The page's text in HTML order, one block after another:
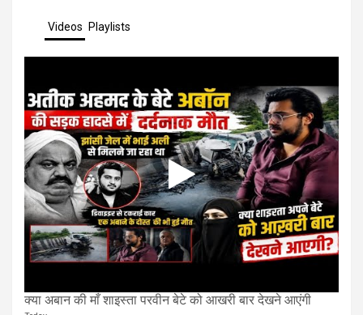
Videos Playlists
क्या अबान की माँ शाइस्ता परवीन बेटे को आखरी बार देखने आएंगी